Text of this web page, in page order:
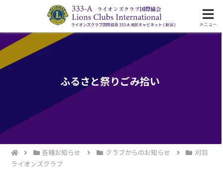
ライオンズクラブ国際協会333-A地区の活動
ふるさと祭りごみ拾い
各種お知らせ クラブからのお知らせ
刈羽
ライオンズクラブ
メニュー